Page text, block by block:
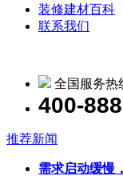
装修建材百科
联系我们
全国服务热
400-
推荐新闻
需求启动缓慢